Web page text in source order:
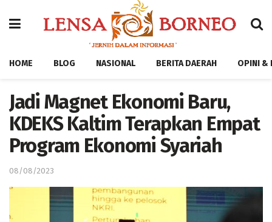
HOME BLOG NASIONAL BERITA DAERAH OPINI &
Jadi Magnet Ekonomi Baru,
KDEKS Kaltim Terapkan Empat
Program Ekonomi Syariah
08/08/2023